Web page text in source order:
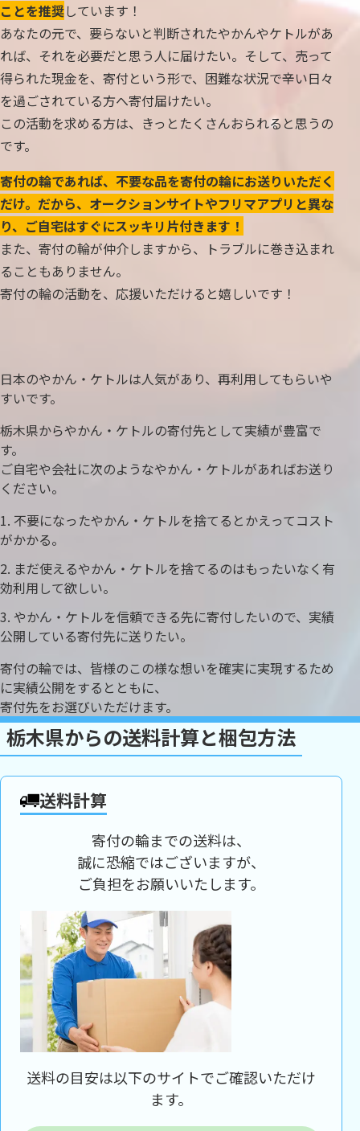
ことを推奨しています！
あなたの元で、要らないと判断されたやかんやケトルがあ
れば、それを必要だと思う人に届けたい。そして、売って
得られた現金を、寄付という形で、困難な状況で辛い日々
を過ごされている方へ寄付届けたい。
この活動を求める方は、きっとたくさんおられると思うの
です。
寄付の輪であれば、不要な品を寄付の輪にお送りいただく
だけ。だから、オークションサイトやフリマアプリと異な
り、ご自宅はすぐにスッキリ片付きます！
また、寄付の輪が仲介しますから、トラブルに巻き込まれ
ることもありません。
寄付の輪の活動を、応援いただけると嬉しいです！
日本のやかん・ケトルは人気があり、再利用してもらいや
すいです。
栃木県からやかん・ケトルの寄付先として実績が豊富で
す。
ご自宅や会社に次のようなやかん・ケトルがあればお送り
ください。
不要になったやかん・ケトルを捨てるとかえってコスト
がかかる。
まだ使えるやかん・ケトルを捨てるのはもったいなく有
効利用して欲しい。
やかん・ケトルを信頼できる先に寄付したいので、実績
公開している寄付先に送りたい。
寄付の輪では、皆様のこの様な想いを確実に実現するため
に実績公開をするとともに、
寄付先をお選びいただけます。
栃木県からの送料計算と梱包方法
送料計算
寄付の輪までの送料は、
誠に恐縮ではございますが、
ご負担をお願いいたします。
送料の目安は以下のサイトでご確認いただけ
ます。